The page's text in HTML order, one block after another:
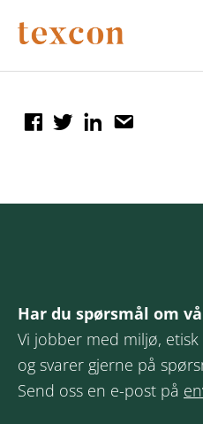
Har du spørsmål om
Vi jobber med miljø,
og svarer gjerne på
Send oss en e-post på